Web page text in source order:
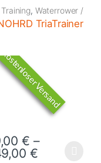
Training, Waterrower /
Trainingsgeräte
TriaTrainer
Kostenloser Versand
€ –
€
Produkt weist mehrere